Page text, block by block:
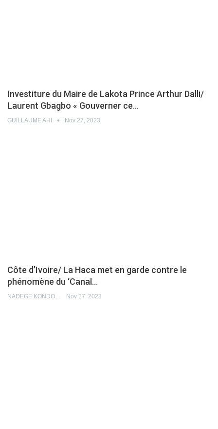
Investiture du Maire de Lakota Prince Arthur Dalli/
Laurent Gbagbo « Gouverner ce…
GUILLAUME AHI Nov 27, 2023
Côte d’Ivoire/ La Haca met en garde contre le
phénomène du ‘Canal…
Nov 27, 2023